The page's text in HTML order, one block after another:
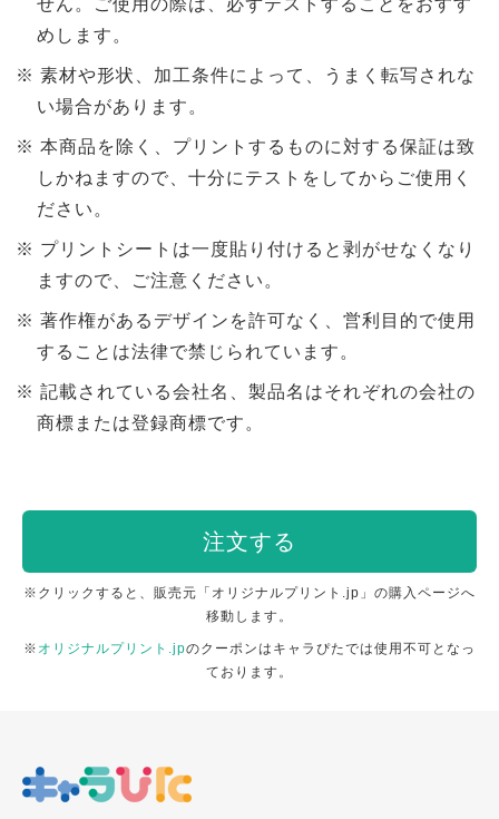
せん。ご使用の際は、必ずテストすることをおすす
めします。
素材や形状、加工条件によって、うまく転写されな
い場合があります。
本商品を除く、プリントするものに対する保証は致
しかねますので、十分にテストをしてからご使用く
ださい。
プリントシートは一度貼り付けると剥がせなくなり
ますので、ご注意ください。
著作権があるデザインを許可なく、営利目的で使用
することは法律で禁じられています。
記載されている会社名、製品名はそれぞれの会社の
商標または登録商標です。
注文する
※クリックすると、販売元「オリジナルプリント.jp」の購入ページへ
移動します。
※ オリジナルプリント.jpのクーポンはキャラぴたでは使用不可となっ
ております。